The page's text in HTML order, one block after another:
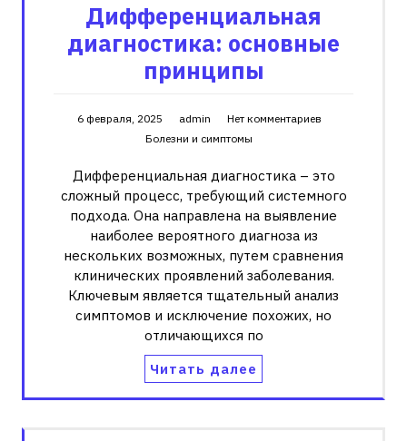
Дифференциальная
диагностика: основные
принципы
6 февраля, 2025 admin
Нет комментариев
Болезни и симптомы
Дифференциальная диагностика – это
сложный процесс, требующий системного
подхода. Она направлена на выявление
наиболее вероятного диагноза из
нескольких возможных, путем сравнения
клинических проявлений заболевания.
Ключевым является тщательный анализ
симптомов и исключение похожих, но
отличающихся по
Читать далее